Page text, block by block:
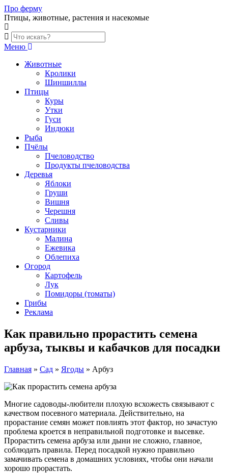
Skip
to
content
Про ферму
Птицы, животные, растения и насекомые
Меню
Животные
Кролики
Шиншиллы
Птицы
Куры
Утки
Гуси
Индюки
Рыба
Пчёлы
Пчеловодство
Продукты пчеловодства
Деревья
Яблоки
Груши
Вишня
Черешня
Сливы
Кустарники
Малина
Ежевика
Облепиха
Огород
Картофель
Лук
Помидоры (томаты)
Грибы
Реклама
Как правильно прорастить семена
арбуза, тыквы и кабачков для посадки
Главная » Сад » Ягоды » Арбуз
Многие садоводы-любители плохую всхожесть связывают с
качеством посевного материала. Действительно, на
прорастание семян может повлиять этот фактор, но зачастую
проблема кроется в неправильной подготовке и высевке.
Прорастить семена арбуза или дыни не сложно, главное,
соблюдать правила. Перед посадкой нужно правильно
замачивать семена в домашних условиях, чтобы они начали
хорошо прорастать.